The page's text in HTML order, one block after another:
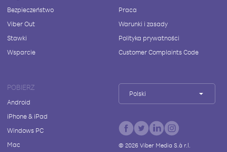
Bezpieczeństwo
Viber Out
Stawki
Wsparcie
Praca
Warunki i zasady
Polityka prywatności
Customer Complaints Code
POBIERZ
Android
iPhone & iPad
Windows PC
Mac
Polski
© 2026Viber Media S.à r.l.